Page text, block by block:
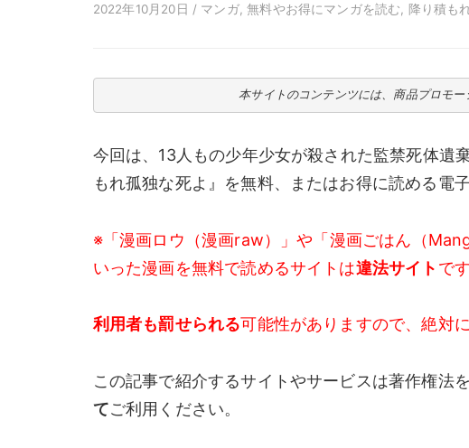
2022年10月20日 / マンガ,無料やお得にマンガを読む 降り積も
本サイトのコンテンツには、商品プロモー
今回は、13人もの少年少女が殺された監禁死体遺
もれ孤独な死よ』を無料、またはお得に読める電
※「漫画ロウ（漫画raw）」や「漫画ごはん（
いった漫画を無料で読めるサイトは違法サイト です
利用者も罰せられる可能性がありますので、絶対
この記事で紹介するサイトやサービスは著作権法
てご利用ください。